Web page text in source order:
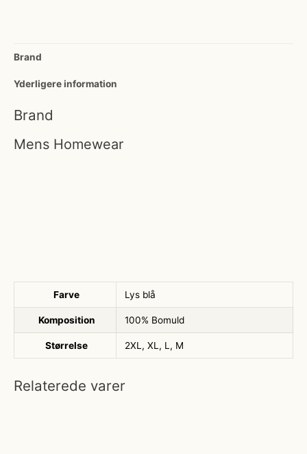
Brand
Yderligere information
Brand
Mens Homewear
Farve Lys blå
Komposition 100% Bomuld
Størrelse 2XL, XL, L, M
Relaterede varer